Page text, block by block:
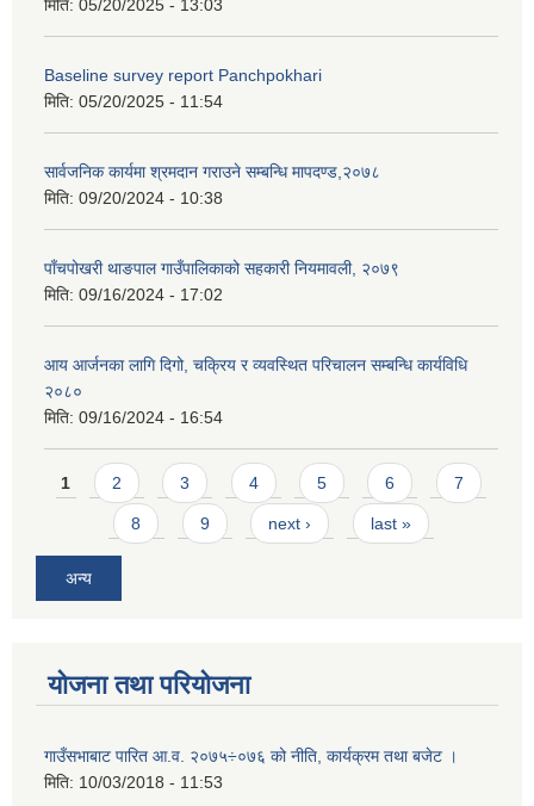
मिति: 05/20/2025 - 13:03
Baseline survey report Panchpokhari
मिति: 05/20/2025 - 11:54
सार्वजनिक कार्यमा श्रमदान गराउने सम्बन्धि मापदण्ड,२०७८
मिति: 09/20/2024 - 10:38
पाँचपोखरी थाङपाल गाउँपालिकाको सहकारी नियमावली, २०७९
मिति: 09/16/2024 - 17:02
आय आर्जनका लागि दिगो, चक्रिय र व्यवस्थित परिचालन सम्बन्धि कार्यविधि
२०८०
मिति: 09/16/2024 - 16:54
Pages
1 2 3 4 5 6 7
8 9 next › last »
अन्य
योजना तथा परियोजना
गाउँसभाबाट पारित आ.व. २०७५÷०७६ को नीति, कार्यक्रम तथा बजेट ।
मिति: 10/03/2018 - 11:53